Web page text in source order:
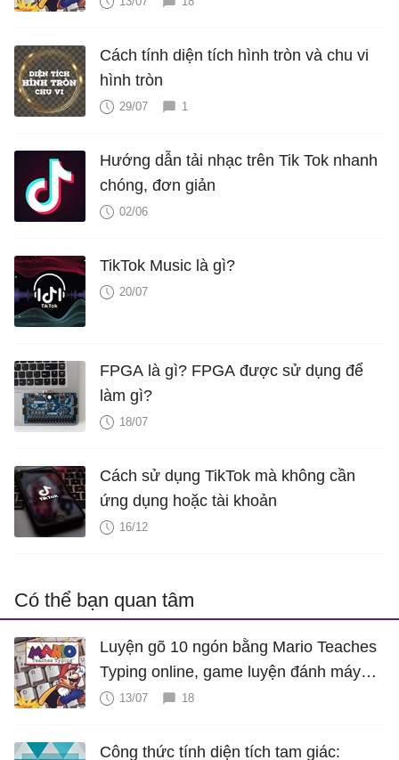
Cách tính diện tích hình tròn và chu vi
hình tròn
29/07 1
Hướng dẫn tải nhạc trên Tik Tok nhanh
chóng, đơn giản
02/06
TikTok Music là gì?
20/07
FPGA là gì? FPGA được sử dụng để
làm gì?
18/07
Cách sử dụng TikTok mà không cần
ứng dụng hoặc tài khoản
16/12
Có thể bạn quan tâm
Luyện gõ 10 ngón bằng Mario Teaches
Typing online, game luyện đánh máy
cực hấp dẫn
13/07 18
Công thức tính diện tích tam giác: